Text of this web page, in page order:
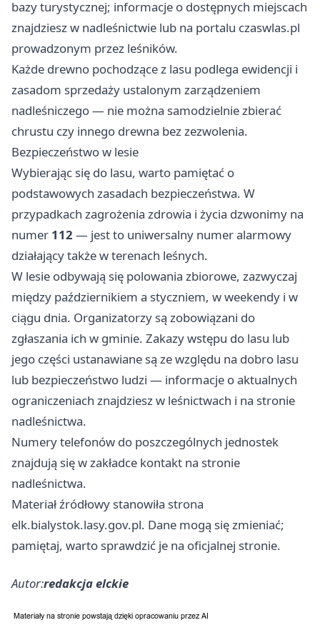
bazy turystycznej; informacje o dostępnych miejscach
znajdziesz w nadleśnictwie lub na portalu czaswlas.pl
prowadzonym przez leśników.
Każde drewno pochodzące z lasu podlega ewidencji i
zasadom sprzedaży ustalonym zarządzeniem
nadleśniczego — nie można samodzielnie zbierać
chrustu czy innego drewna bez zezwolenia.
Bezpieczeństwo w lesie
Wybierając się do lasu, warto pamiętać o
podstawowych zasadach bezpieczeństwa. W
przypadkach zagrożenia zdrowia i życia dzwonimy na
numer 112 — jest to uniwersalny numer alarmowy
działający także w terenach leśnych.
W lesie odbywają się polowania zbiorowe, zazwyczaj
między październikiem a styczniem, w weekendy i w
ciągu dnia. Organizatorzy są zobowiązani do
zgłaszania ich w gminie. Zakazy wstępu do lasu lub
jego części ustanawiane są ze względu na dobro lasu
lub bezpieczeństwo ludzi — informacje o aktualnych
ograniczeniach znajdziesz w leśnictwach i na stronie
nadleśnictwa.
Numery telefonów do poszczególnych jednostek
znajdują się w zakładce kontakt na stronie
nadleśnictwa.
Materiał źródłowy stanowiła strona
elk.bialystok.lasy.gov.pl. Dane mogą się zmieniać;
pamiętaj, warto sprawdzić je na oficjalnej stronie.
Autor:redakcja elckie